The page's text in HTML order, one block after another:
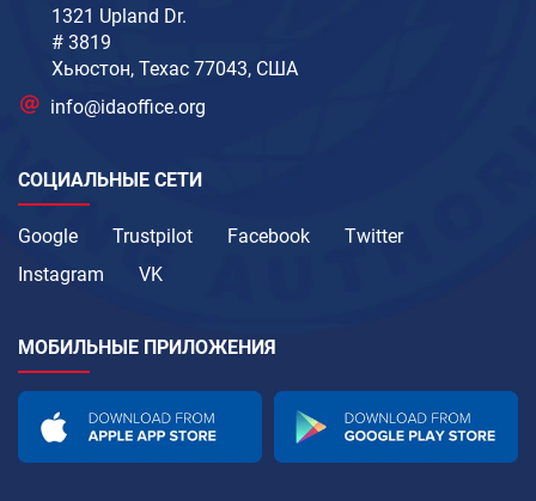
1321 Upland Dr.
# 3819
Хьюстон, Техас 77043, США
info@idaoffice.org
СОЦИАЛЬНЫЕ СЕТИ
Google Trustpilot Facebook
Twitter
Instagram
VK
МОБИЛЬНЫЕ ПРИЛОЖЕНИЯ